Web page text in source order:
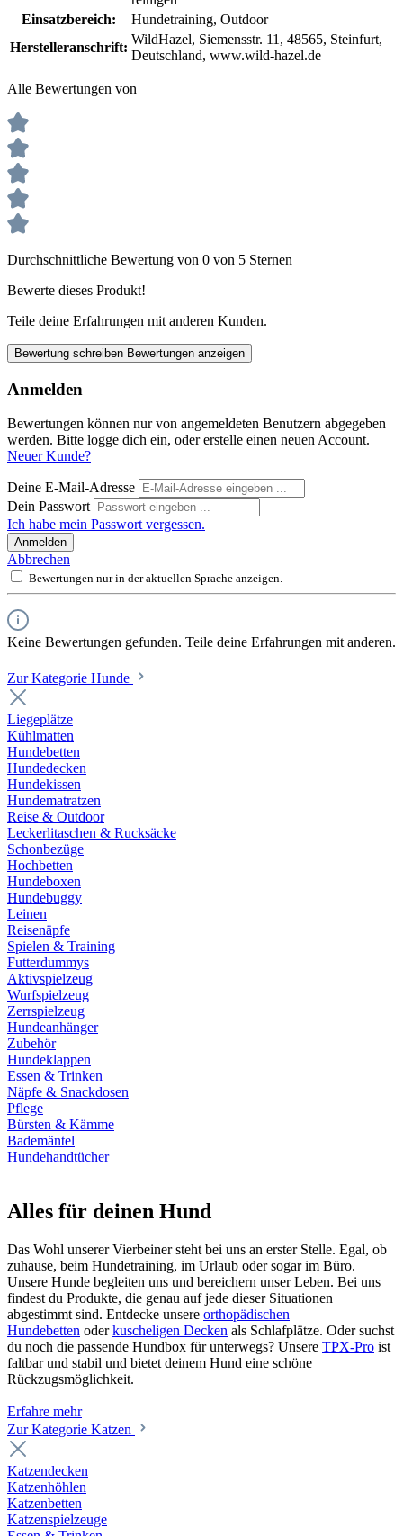
Einsatzbereich:
Hundetraining, Outdoor
Herstelleranschrift:
WildHazel, Siemensstr. 11, 48565, Steinfurt,
Deutschland, www.wild-hazel.de
Alle Bewertungen von
Durchschnittliche Bewertung von 0 von 5 Sternen
Bewerte dieses Produkt!
Teile deine Erfahrungen mit anderen Kunden.
Bewertung schreiben Bewertungen anzeigen
Anmelden
Bewertungen können nur von angemeldeten Benutzern abgegeben
werden. Bitte logge dich ein, oder erstelle einen neuen Account.
Neuer Kunde?
Deine E-Mail-Adresse
Dein Passwort
Ich habe mein Passwort vergessen.
Anmelden
Abbrechen
Bewertungen nur in der aktuellen Sprache anzeigen.
Keine Bewertungen gefunden. Teile deine Erfahrungen mit anderen.
Zur Kategorie Hunde
Liegeplätze
Kühlmatten
Hundebetten
Hundedecken
Hundekissen
Hundematratzen
Reise & Outdoor
Leckerlitaschen & Rucksäcke
Schonbezüge
Hochbetten
Hundeboxen
Hundebuggy
Leinen
Reisenäpfe
Spielen & Training
Futterdummys
Aktivspielzeug
Wurfspielzeug
Zerrspielzeug
Hundeanhänger
Zubehör
Hundeklappen
Essen & Trinken
Näpfe & Snackdosen
Pflege
Bürsten & Kämme
Bademäntel
Hundehandtücher
Alles für deinen Hund
Das Wohl unserer Vierbeiner steht bei uns an erster Stelle. Egal, ob
zuhause, beim Hundetraining, im Urlaub oder sogar im Büro.
Unsere Hunde begleiten uns und bereichern unser Leben. Bei uns
findest du Produkte, die genau auf jede dieser Situationen
abgestimmt sind. Entdecke unsere orthopädischen
Hundebetten oderkuscheligen Decken als Schlafplätze. Oder suchst
du noch die passende Hundbox für unterwegs? Unsere TPX-Pro ist
faltbar und stabil und bietet deinem Hund eine schöne
Rückzugsmöglichkeit.
Erfahre mehr
Zur Kategorie Katzen
Katzendecken
Katzenhöhlen
Katzenbetten
Katzenspielzeuge